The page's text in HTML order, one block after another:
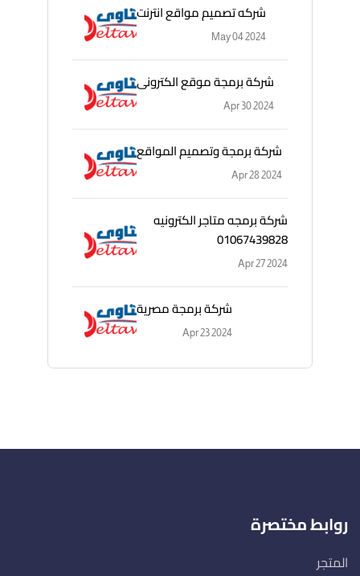
شركه تصميم مواقع انترنت
May 04 2024
شركة برمجة موقع الكترونى
Apr 30 2024
شركة برمجة وتصميم المواقع
Apr 28 2024
شركة برمجه متاجر الكترونيه
01067439828
Apr 27 2024
شركة برمجة مصرية
Apr 23 2024
روابط مختصرة
المتجر